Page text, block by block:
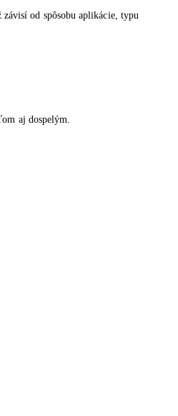
od spôsobu aplikácie, typu
aj dospelým.